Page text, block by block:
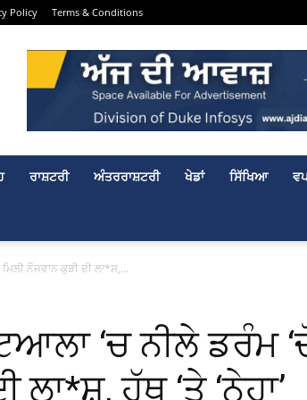
Policy Terms & Conditions
ਰਾਸ਼ਟਰੀ ਅੰਤਰਰਾਸ਼ਟਰੀ ਖੇਡਾਂ ਸਿੱਖਿਆ
ਨੌਜਵਾਨ ਕੁੜੀ ਦੀ ਲਾ*ਸ਼,...
‘ਚ ਨੀਲੇ ਡਰੰਮ
ਲਾ*ਸ਼, ਹੱਥ ‘ਤੇ ‘ਨੇਹਾ’